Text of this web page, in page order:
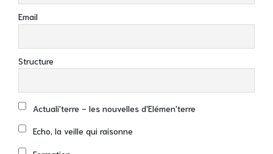
Email
Structure
Actuali'terre - les nouvelles d'Elémen'terre
Echo, la veille qui raisonne